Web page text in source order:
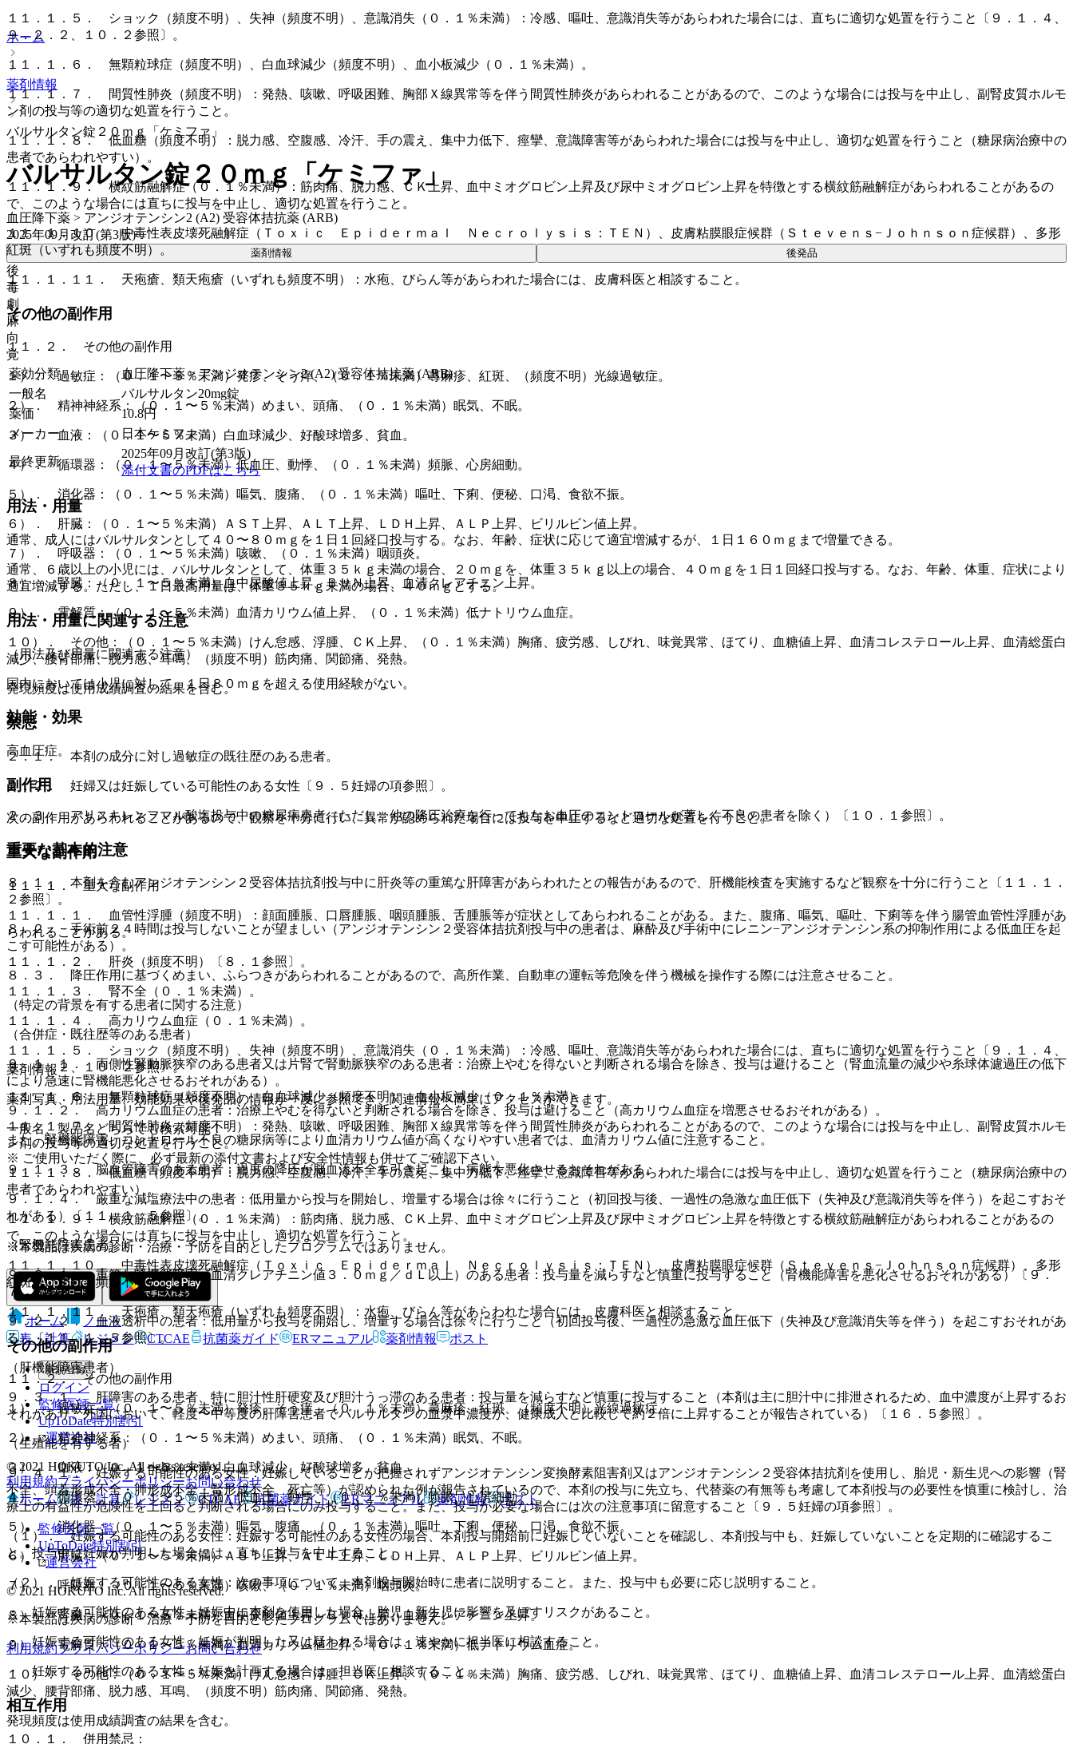
１１．１．５． ショック（頻度不明）、失神（頻度不明）、意識消失（０．１％未満）：冷感、嘔吐、意識消失等があらわれた場合には、直ちに適切な処置を行うこと〔９．１．４、
９．２．２、１０．２参照〕。
１１．１．６． 無顆粒球症（頻度不明）、白血球減少（頻度不明）、血小板減少（０．１％未満）。
１１．１．７． 間質性肺炎（頻度不明）：発熱、咳嗽、呼吸困難、胸部Ｘ線異常等を伴う間質性肺炎があらわれることがあるので、このような場合には投与を中止し、副腎皮質ホルモ
ン剤の投与等の適切な処置を行うこと。
１１．１．８． 低血糖（頻度不明）：脱力感、空腹感、冷汗、手の震え、集中力低下、痙攣、意識障害等があらわれた場合には投与を中止し、適切な処置を行うこと（糖尿病治療中の
患者であらわれやすい）。
１１．１．９． 横紋筋融解症（０．１％未満）：筋肉痛、脱力感、ＣＫ上昇、血中ミオグロビン上昇及び尿中ミオグロビン上昇を特徴とする横紋筋融解症があらわれることがあるの
で、このような場合には直ちに投与を中止し、適切な処置を行うこと。
１１．１．１０． 中毒性表皮壊死融解症（Ｔｏｘｉｃ Ｅｐｉｄｅｒｍａｌ Ｎｅｃｒｏｌｙｓｉｓ：ＴＥＮ）、皮膚粘膜眼症候群（Ｓｔｅｖｅｎｓ−Ｊｏｈｎｓｏｎ症候群）、多形
紅斑（いずれも頻度不明）。
１１．１．１１． 天疱瘡、類天疱瘡（いずれも頻度不明）：水疱、びらん等があらわれた場合には、皮膚科医と相談すること。
その他の副作用
１１．２． その他の副作用
１）． 過敏症：（０．１〜５％未満）発疹、そう痒、（０．１％未満）蕁麻疹、紅斑、（頻度不明）光線過敏症。
２）． 精神神経系：（０．１〜５％未満）めまい、頭痛、（０．１％未満）眠気、不眠。
３）． 血液：（０．１〜５％未満）白血球減少、好酸球増多、貧血。
４）． 循環器：（０．１〜５％未満）低血圧、動悸、（０．１％未満）頻脈、心房細動。
５）． 消化器：（０．１〜５％未満）嘔気、腹痛、（０．１％未満）嘔吐、下痢、便秘、口渇、食欲不振。
６）． 肝臓：（０．１〜５％未満）ＡＳＴ上昇、ＡＬＴ上昇、ＬＤＨ上昇、ＡＬＰ上昇、ビリルビン値上昇。
７）． 呼吸器：（０．１〜５％未満）咳嗽、（０．１％未満）咽頭炎。
８）． 腎臓：（０．１〜５％未満）血中尿酸値上昇、ＢＵＮ上昇、血清クレアチニン上昇。
９）． 電解質：（０．１〜５％未満）血清カリウム値上昇、（０．１％未満）低ナトリウム血症。
１０）． その他：（０．１〜５％未満）けん怠感、浮腫、ＣＫ上昇、（０．１％未満）胸痛、疲労感、しびれ、味覚異常、ほてり、血糖値上昇、血清コレステロール上昇、血清総蛋白
減少、腰背部痛、脱力感、耳鳴、（頻度不明）筋肉痛、関節痛、発熱。
発現頻度は使用成績調査の結果を含む。
禁忌
２．１． 本剤の成分に対し過敏症の既往歴のある患者。
２．２． 妊婦又は妊娠している可能性のある女性〔９．５妊婦の項参照〕。
２．３． アリスキレンフマル酸塩投与中の糖尿病患者（ただし、他の降圧治療を行ってもなお血圧のコントロールが著しく不良の患者を除く）〔１０．１参照〕。
重要な基本的注意
８．１． 本剤を含むアンジオテンシン２受容体拮抗剤投与中に肝炎等の重篤な肝障害があらわれたとの報告があるので、肝機能検査を実施するなど観察を十分に行うこと〔１１．１．
２参照〕。
８．２． 手術前２４時間は投与しないことが望ましい（アンジオテンシン２受容体拮抗剤投与中の患者は、麻酔及び手術中にレニン−アンジオテンシン系の抑制作用による低血圧を起
こす可能性がある）。
８．３． 降圧作用に基づくめまい、ふらつきがあらわれることがあるので、高所作業、自動車の運転等危険を伴う機械を操作する際には注意させること。
（特定の背景を有する患者に関する注意）
（合併症・既往歴等のある患者）
９．１．１． 両側性腎動脈狭窄のある患者又は片腎で腎動脈狭窄のある患者：治療上やむを得ないと判断される場合を除き、投与は避けること（腎血流量の減少や糸球体濾過圧の低下
により急速に腎機能悪化させるおそれがある）。
９．１．２． 高カリウム血症の患者：治療上やむを得ないと判断される場合を除き、投与は避けること（高カリウム血症を増悪させるおそれがある）。
また、腎機能障害、コントロール不良の糖尿病等により血清カリウム値が高くなりやすい患者では、血清カリウム値に注意すること。
９．１．３． 脳血管障害のある患者：過度の降圧が脳血流不全を引き起こし、病態を悪化させるおそれがある。
９．１．４． 厳重な減塩療法中の患者：低用量から投与を開始し、増量する場合は徐々に行うこと（初回投与後、一過性の急激な血圧低下（失神及び意識消失等を伴う）を起こすおそ
れがある）〔１１．１．５参照〕。
（腎機能障害患者）
９．２．１． 重篤な腎機能障害（血清クレアチニン値３．０ｍｇ／ｄＬ以上）のある患者：投与量を減らすなど慎重に投与すること（腎機能障害を悪化させるおそれがある）〔９．
７．３参照〕。
９．２．２． 血液透析中の患者：低用量から投与を開始し、増量する場合は徐々に行うこと（初回投与後、一過性の急激な血圧低下（失神及び意識消失等を伴う）を起こすおそれがあ
る）〔１１．１．５参照〕。
（肝機能障害患者）
９．３．１． 肝障害のある患者、特に胆汁性肝硬変及び胆汁うっ滞のある患者：投与量を減らすなど慎重に投与すること（本剤は主に胆汁中に排泄されるため、血中濃度が上昇するお
それがあり、外国において、軽度〜中等度の肝障害患者でバルサルタンの血漿中濃度が、健康成人と比較して約２倍に上昇することが報告されている）〔１６．５参照〕。
（生殖能を有する者）
９．４．１． 妊娠する可能性のある女性：妊娠していることが把握されずアンジオテンシン変換酵素阻害剤又はアンジオテンシン２受容体拮抗剤を使用し、胎児・新生児への影響（腎
不全、頭蓋形成不全・肺形成不全・腎形成不全、死亡等）が認められた例が報告されているので、本剤の投与に先立ち、代替薬の有無等も考慮して本剤投与の必要性を慎重に検討し、治
療上の有益性が危険性を上回ると判断される場合にのみ投与すること。また、投与が必要な場合には次の注意事項に留意すること〔９．５妊婦の項参照〕。
（１）． 妊娠する可能性のある女性：妊娠する可能性のある女性の場合、本剤投与開始前に妊娠していないことを確認し、本剤投与中も、妊娠していないことを定期的に確認するこ
と。投与中に妊娠が判明した場合には、直ちに投与を中止すること。
（２）． 妊娠する可能性のある女性：次の事項について、本剤投与開始時に患者に説明すること。また、投与中も必要に応じ説明すること。
・ 妊娠する可能性のある女性：妊娠中に本剤を使用した場合、胎児・新生児に影響を及ぼすリスクがあること。
・ 妊娠する可能性のある女性：妊娠が判明した又は疑われる場合は、速やかに担当医に相談すること。
・ 妊娠する可能性のある女性：妊娠を計画する場合は、担当医に相談すること。
相互作用
１０．１． 併用禁忌：
ホーム
薬剤情報
バルサルタン錠２０ｍｇ「ケミファ」
バルサルタン錠２０ｍｇ「ケミファ」
血圧降下薬 > アンジオテンシン2 (A2) 受容体拮抗薬 (ARB)
2025年09月改訂(第3版)
薬剤情報 後発品
後
毒
劇
麻
向
覚
薬効分類
血圧降下薬 > アンジオテンシン2 (A2) 受容体拮抗薬 (ARB)
一般名
バルサルタン20mg錠
薬価
10.8円
メーカー
日本ケミファ
最終更新
2025年09月改訂(第3版)
添付文書のPDFはこちら
用法・用量
通常、成人にはバルサルタンとして４０〜８０ｍｇを１日１回経口投与する。なお、年齢、症状に応じて適宜増減するが、１日１６０ｍｇまで増量できる。
通常、６歳以上の小児には、バルサルタンとして、体重３５ｋｇ未満の場合、２０ｍｇを、体重３５ｋｇ以上の場合、４０ｍｇを１日１回経口投与する。なお、年齢、体重、症状により
適宜増減する。ただし、１日最高用量は、体重３５ｋｇ未満の場合、４０ｍｇとする。
用法・用量に関連する注意
（用法及び用量に関連する注意）
国内においては小児に対して、１日８０ｍｇを超える使用経験がない。
効能・効果
高血圧症。
副作用
次の副作用があらわれることがあるので、観察を十分に行い、異常が認められた場合には投与を中止するなど適切な処置を行うこと。
重大な副作用
１１．１． 重大な副作用
１１．１．１． 血管性浮腫（頻度不明）：顔面腫脹、口唇腫脹、咽頭腫脹、舌腫脹等が症状としてあらわれることがある。また、腹痛、嘔気、嘔吐、下痢等を伴う腸管血管性浮腫があ
らわれることがある。
１１．１．２． 肝炎（頻度不明）〔８．１参照〕。
１１．１．３． 腎不全（０．１％未満）。
１１．１．４． 高カリウム血症（０．１％未満）。
１１．１．５． ショック（頻度不明）、失神（頻度不明）、意識消失（０．１％未満）：冷感、嘔吐、意識消失等があらわれた場合には、直ちに適切な処置を行うこと〔９．１．４、
９．２．２、１０．２参照〕。
１１．１．６． 無顆粒球症（頻度不明）、白血球減少（頻度不明）、血小板減少（０．１％未満）。
１１．１．７． 間質性肺炎（頻度不明）：発熱、咳嗽、呼吸困難、胸部Ｘ線異常等を伴う間質性肺炎があらわれることがあるので、このような場合には投与を中止し、副腎皮質ホルモ
ン剤の投与等の適切な処置を行うこと。
１１．１．８． 低血糖（頻度不明）：脱力感、空腹感、冷汗、手の震え、集中力低下、痙攣、意識障害等があらわれた場合には投与を中止し、適切な処置を行うこと（糖尿病治療中の
患者であらわれやすい）。
１１．１．９． 横紋筋融解症（０．１％未満）：筋肉痛、脱力感、ＣＫ上昇、血中ミオグロビン上昇及び尿中ミオグロビン上昇を特徴とする横紋筋融解症があらわれることがあるの
で、このような場合には直ちに投与を中止し、適切な処置を行うこと。
１１．１．１０． 中毒性表皮壊死融解症（Ｔｏｘｉｃ Ｅｐｉｄｅｒｍａｌ Ｎｅｃｒｏｌｙｓｉｓ：ＴＥＮ）、皮膚粘膜眼症候群（Ｓｔｅｖｅｎｓ−Ｊｏｈｎｓｏｎ症候群）、多形
紅斑（いずれも頻度不明）。
１１．１．１１． 天疱瘡、類天疱瘡（いずれも頻度不明）：水疱、びらん等があらわれた場合には、皮膚科医と相談すること。
その他の副作用
１１．２． その他の副作用
１）． 過敏症：（０．１〜５％未満）発疹、そう痒、（０．１％未満）蕁麻疹、紅斑、（頻度不明）光線過敏症。
２）． 精神神経系：（０．１〜５％未満）めまい、頭痛、（０．１％未満）眠気、不眠。
３）． 血液：（０．１〜５％未満）白血球減少、好酸球増多、貧血。
４）． 循環器：（０．１〜５％未満）低血圧、動悸、（０．１％未満）頻脈、心房細動。
５）． 消化器：（０．１〜５％未満）嘔気、腹痛、（０．１％未満）嘔吐、下痢、便秘、口渇、食欲不振。
６）． 肝臓：（０．１〜５％未満）ＡＳＴ上昇、ＡＬＴ上昇、ＬＤＨ上昇、ＡＬＰ上昇、ビリルビン値上昇。
７）． 呼吸器：（０．１〜５％未満）咳嗽、（０．１％未満）咽頭炎。
８）． 腎臓：（０．１〜５％未満）血中尿酸値上昇、ＢＵＮ上昇、血清クレアチニン上昇。
９）． 電解質：（０．１〜５％未満）血清カリウム値上昇、（０．１％未満）低ナトリウム血症。
１０）． その他：（０．１〜５％未満）けん怠感、浮腫、ＣＫ上昇、（０．１％未満）胸痛、疲労感、しびれ、味覚異常、ほてり、血糖値上昇、血清コレステロール上昇、血清総蛋白
減少、腰背部痛、脱力感、耳鳴、（頻度不明）筋肉痛、関節痛、発熱。
発現頻度は使用成績調査の結果を含む。
薬剤情報
薬剤写真、用法用量、効能効果や後発品の情報が一度に参照でき、関連情報へ簡単にアクセスができます。
一般名、製品名どちらでも検索可能！
※ ご使用いただく際に、必ず最新の添付文書および安全性情報も併せてご確認下さい。
※本製品は疾病の診断・治療・予防を目的としたプログラムではありません。
ホーム
ノート
表・計算
レジメン CTCAE 抗菌薬ガイド ERマニュアル 薬剤情報 ポスト
新規登録
ログイン
監修医師一覧
UpToDate特別割引
運営会社
© 2021 HOKUTO Inc. All rights reserved.
利用規約プライバシーポリシーお問い合わせ
ホーム
表・計算 レジメン CTCAE 抗菌薬ガイド ERマニュアル 薬剤情報 ポスト
監修医師一覧
UpToDate特別割引
運営会社
© 2021 HOKUTO Inc. All rights reserved.
※本製品は疾病の診断・治療・予防を目的としたプログラムではありません。
利用規約プライバシーポリシーお問い合わせ